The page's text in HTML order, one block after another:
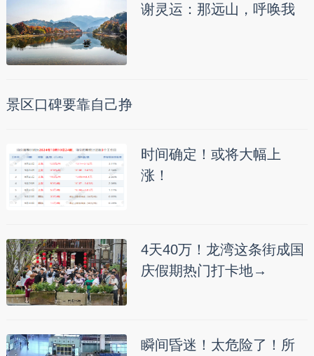
谢灵运：那远山，呼唤我
景区口碑要靠自己挣
时间确定！或将大幅上
涨！
4天40万！龙湾这条街成国
庆假期热门打卡地→
瞬间昏迷！太危险了！所